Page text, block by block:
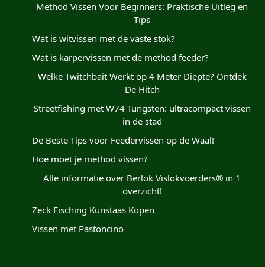
Method Vissen Voor Beginners: Praktische Uitleg en
Tips
Wat is witvissen met de vaste stok?
Wat is karpervissen met de method feeder?
Welke Twitchbait Werkt op 4 Meter Diepte? Ontdek
De Hitch
Streetfishing met W74 Tungsten: ultracompact vissen
in de stad
De Beste Tips voor Feedervissen op de Waal!
Hoe moet je method vissen?
Alle informatie over Berlok Vislokvoerders® in 1
overzicht!
Zeck Fisching Kunstaas Kopen
Vissen met Pastoncino